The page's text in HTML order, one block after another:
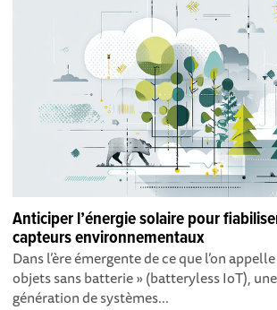
Anticiper l’énergie solaire pour
capteurs environnementaux
Dans l’ère émergente de ce que l’on
objets sans batterie » (batteryless IoT),
génération de systèmes...